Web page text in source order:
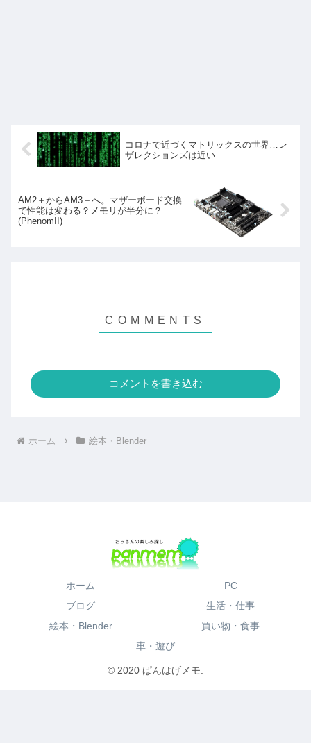
コロナで近づくマトリックスの世界…レ
ザレクションズは近い
AM2＋からAM3＋へ。マザーボード交換
で性能は変わる？メモリが半分に？
(PhenomII)
コメントを書き込む
ホーム 絵本・Blender
ホーム
PC
ブログ
生活・仕事
絵本・Blender
買い物・食事
車・遊び
© 2020 ぱんはげメモ.